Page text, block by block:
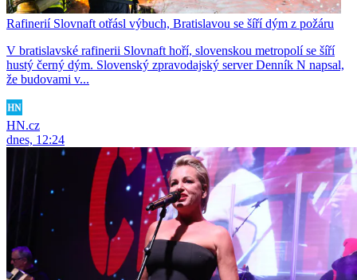
Rafinerií Slovnaft otřásl výbuch, Bratislavou se šíří dým z požáru
V bratislavské rafinerii Slovnaft hoří, slovenskou metropolí se šíří
hustý černý dým. Slovenský zpravodajský server Denník N napsal,
že budovami v...
HN.cz
dnes, 12:24